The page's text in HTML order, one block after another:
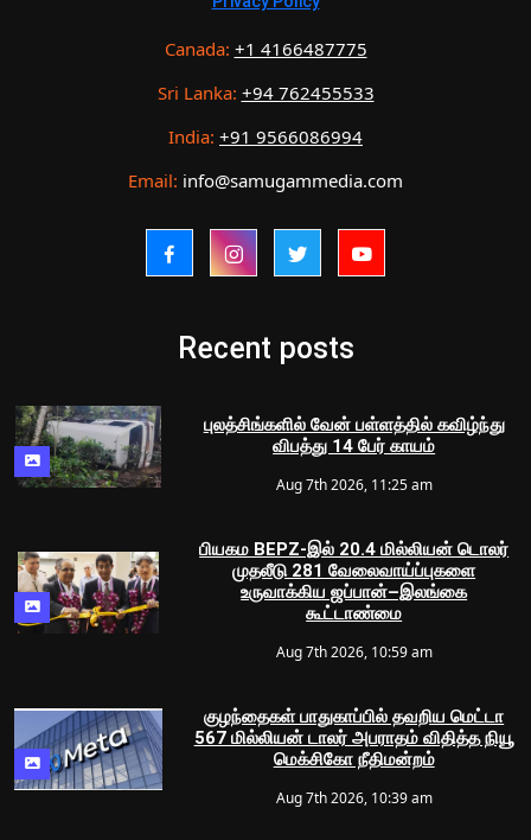
Canada: +1 4166487775
Sri Lanka: +94 762455533
India: +91 9566086994
Email: info@samugammedia.com
Recent posts
புலத்சிங்களில் வேன் பள்ளத்தில் கவிழ்ந்து
விபத்து 14 பேர் காயம்
Aug 7th 2026, 11:25 am
பியகம BEPZ-இல் 20.4 மில்லியன் டொலர்
முதலீடு 281 வேலைவாய்ப்புகளை
உருவாக்கிய ஜப்பான்–இலங்கை
கூட்டாண்மை
Aug 7th 2026, 10:59 am
குழந்தைகள் பாதுகாப்பில் தவறிய மெட்டா
567 மில்லியன் டாலர் அபராதம் விதித்த நியூ
மெக்சிகோ நீதிமன்றம்
Aug 7th 2026, 10:39 am